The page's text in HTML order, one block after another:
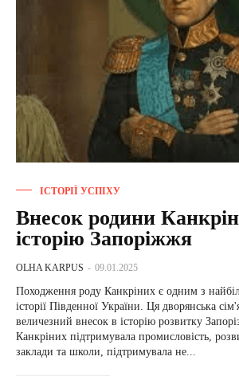
ІСТОРІЇ УСПІХУ
Внесок родини
історію Запоріжжя
OLHA KARPUS - 09.01.2025
Походження роду Канкріних є одним з
історії Південної України. Ця дворянська
величезний внесок в історію розвитку
Канкріних підтримувала промисловість,
заклади та школи, підтримувала не...